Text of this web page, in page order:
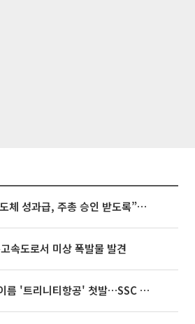
김정관 장관 “반도체 성과급, 주총 승인 받도록”…상법·자본시장법 개정 시사
속도로서 미상 폭발물 발견
티웨이항공, 새 이름 '트리니티항공' 첫발…SSC 전략 본격화